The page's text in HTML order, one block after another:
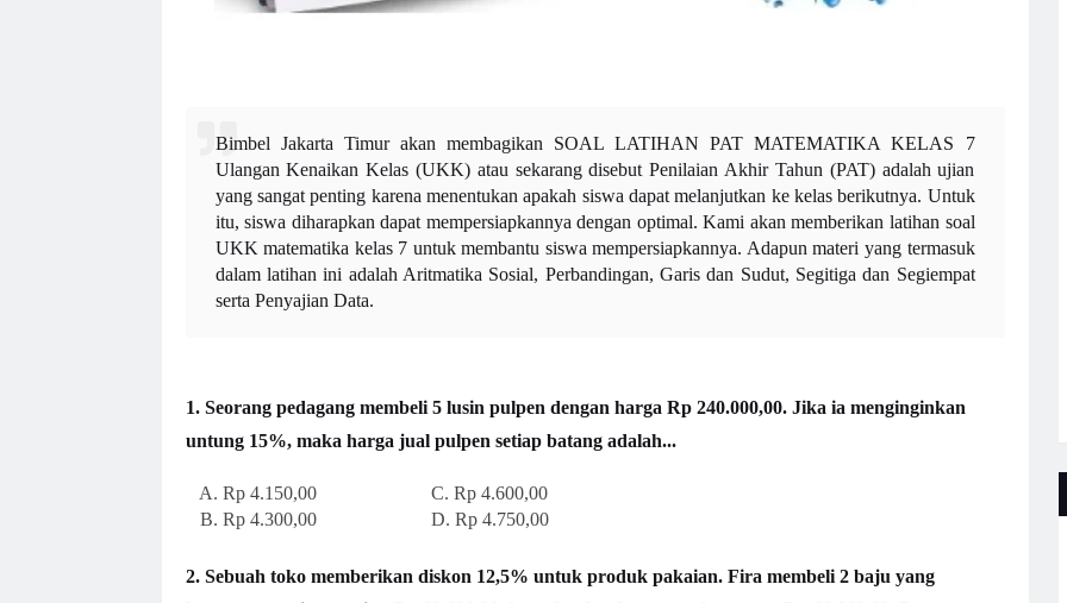
Bimbel Jakarta Timur akan membagikan SOAL LATIHAN PAT MATEMATIKA KELAS 7
Ulangan Kenaikan Kelas (UKK) atau sekarang disebut Penilaian Akhir Tahun (PAT) adalah ujian
yang sangat penting karena menentukan apakah siswa dapat melanjutkan ke kelas berikutnya. Untuk
itu, siswa diharapkan dapat mempersiapkannya dengan optimal. Kami akan memberikan latihan soal
UKK matematika kelas 7 untuk membantu siswa mempersiapkannya. Adapun materi yang termasuk
dalam latihan ini adalah Aritmatika Sosial, Perbandingan, Garis dan Sudut, Segitiga dan Segiempat
serta Penyajian Data.
1. Seorang pedagang membeli 5 lusin pulpen dengan harga Rp 240.000,00. Jika ia menginginkan
untung 15%, maka harga jual pulpen setiap batang adalah...
A. Rp 4.150,00 C. Rp 4.600,00
B. Rp 4.300,00 D. Rp 4.750,00
2. Sebuah toko memberikan diskon 12,5% untuk produk pakaian. Fira membeli 2 baju yang